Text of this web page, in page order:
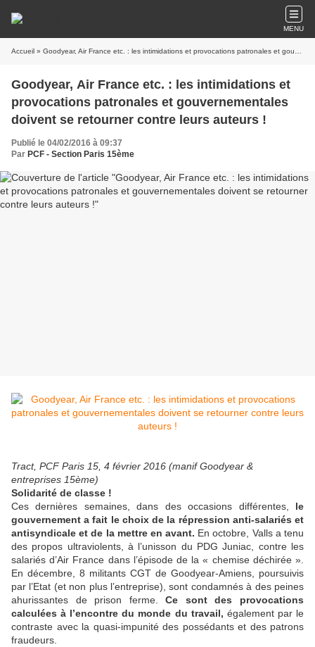
MENU
Accueil » Goodyear, Air France etc. : les intimidations et provocations patronales et gouvernementales doivent se retourner contre leurs auteurs !
Goodyear, Air France etc. : les intimidations et
provocations patronales et gouvernementales
doivent se retourner contre leurs auteurs !
Publié le 04/02/2016 à 09:37
Par PCF - Section Paris 15ème
Tract, PCF Paris 15, 4 février 2016 (manif Goodyear &
entreprises 15ème)
Solidarité de classe !
Ces dernières semaines, dans des occasions différentes, le
gouvernement a fait le choix de la répression anti-salariés et
antisyndicale et de la mettre en avant. En octobre, Valls a tenu
des propos ultraviolents, à l’unisson du PDG Juniac, contre les
salariés d’Air France dans l’épisode de la « chemise déchirée ».
En décembre, 8 militants CGT de Goodyear-Amiens, poursuivis
par l’Etat (et non plus l’entreprise), sont condamnés à des peines
ahurissantes de prison ferme.Ce sont des provocations
calculées à l’encontre du monde du travail, également par le
contraste avec la quasi-impunité des possédants et des patrons
fraudeurs.